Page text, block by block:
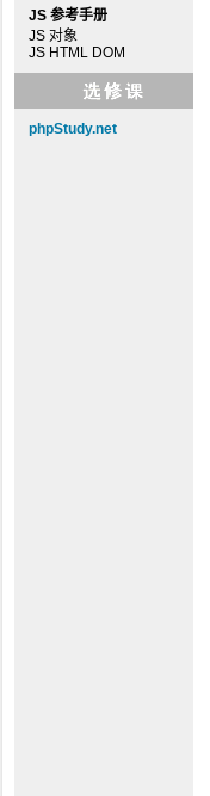
JS 参考手册
JS 对象
JS HTML DOM
phpStudy.net